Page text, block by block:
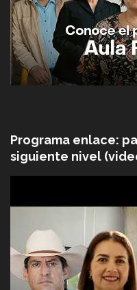
Programa enlace:
siguiente nivel